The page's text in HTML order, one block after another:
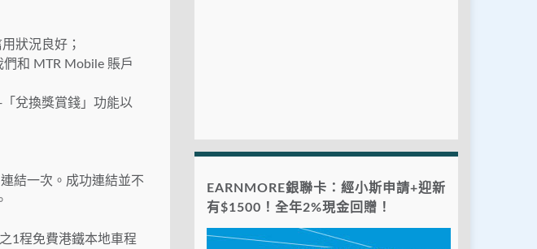
狀況良好；
和 MTR Mobile 賬戶
兌換獎賞錢」功能以
結一次。成功連結並不
1程免費港鐵本地車程
EARNMORE銀聯卡：經小斯申請+迎新
有$1500！全年2%現金回贈！